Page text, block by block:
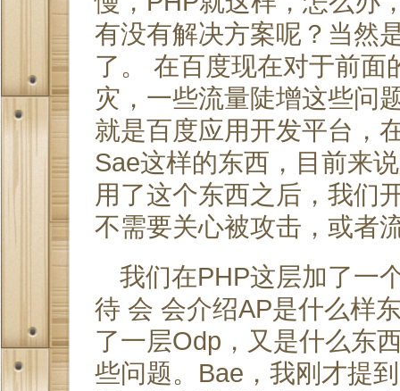
有没有解决方案呢？当然
了。 在百度现在对于前面
灾，一些流量陡增这些问
就是百度应用开发平台，
Sae这样的东西，目前来
用了这个东西之后，我们
不需要关心被攻击，或者
我们在PHP这层加了一
待 会 会介绍AP是什么样
了一层Odp，又是什么东
些问题。Bae，我刚才提